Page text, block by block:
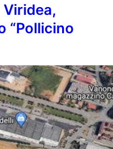
Viridea,
“Pollicino